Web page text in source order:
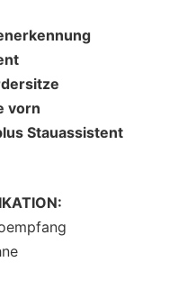
vorn
Stauassistent